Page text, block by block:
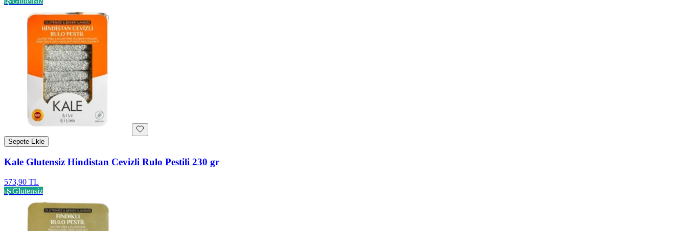
Sepete Ekle
Kale Glutensiz Hindistan Cevizli Rulo Pestili 230 gr
573,90 TL
🌿Glutensiz